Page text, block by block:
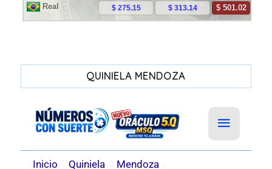
QUINIELA MENDOZA